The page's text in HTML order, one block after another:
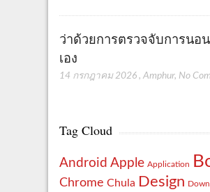
ว่าด้วยการตรวจจับการนอ
เอง
14 กรกฎาคม 2026 , Amphur, No
Tag Cloud
Android Apple Application
Chrome Chula Design